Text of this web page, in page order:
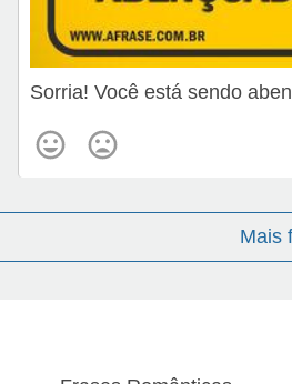
Sorria! Você está sendo
Mais